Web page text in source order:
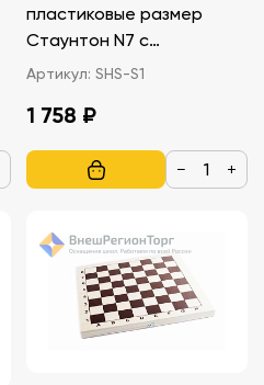
пластиковые размер
Стаунтон N7 с
утяжелителем
Артикул: SHS-S1
1 758 ₽
− +